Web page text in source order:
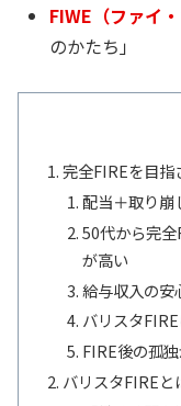
FIWE（ファイ・
のかたち」
完全FIREを目指
配当＋取り崩
50代から完
が高い
給与収入の安
バリスタ
FIRE後の孤
バリスタFIRE